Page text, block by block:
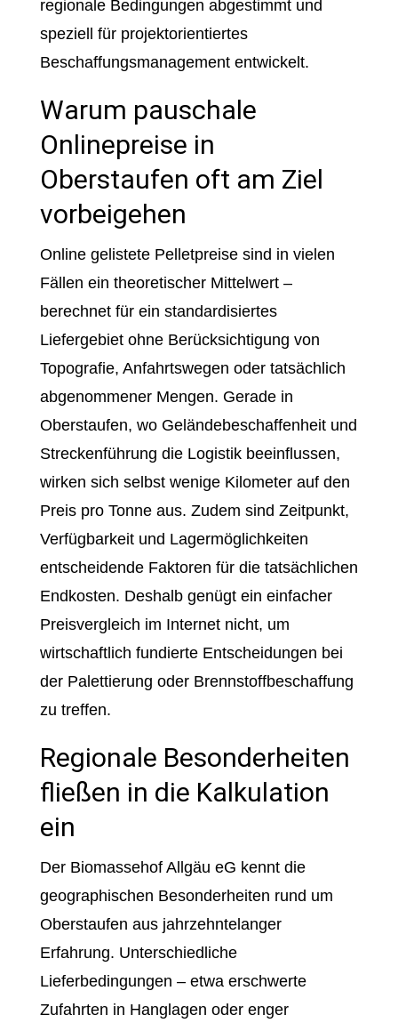
regionale Bedingungen abgestimmt und
speziell für projektorientiertes
Beschaffungsmanagement entwickelt.
Warum pauschale
Onlinepreise in
Oberstaufen oft am Ziel
vorbeigehen
Online gelistete Pelletpreise sind in vielen
Fällen ein theoretischer Mittelwert –
berechnet für ein standardisiertes
Liefergebiet ohne Berücksichtigung von
Topografie, Anfahrtswegen oder tatsächlich
abgenommener Mengen. Gerade in
Oberstaufen, wo Geländebeschaffenheit und
Streckenführung die Logistik beeinflussen,
wirken sich selbst wenige Kilometer auf den
Preis pro Tonne aus. Zudem sind Zeitpunkt,
Verfügbarkeit und Lagermöglichkeiten
entscheidende Faktoren für die tatsächlichen
Endkosten. Deshalb genügt ein einfacher
Preisvergleich im Internet nicht, um
wirtschaftlich fundierte Entscheidungen bei
der Palettierung oder Brennstoffbeschaffung
zu treffen.
Regionale Besonderheiten
fließen in die Kalkulation
ein
Der Biomassehof Allgäu eG kennt die
geographischen Besonderheiten rund um
Oberstaufen aus jahrzehntelanger
Erfahrung. Unterschiedliche
Lieferbedingungen – etwa erschwerte
Zufahrten in Hanglagen oder enger